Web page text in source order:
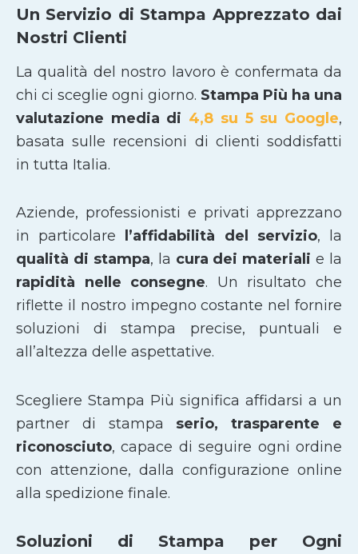
Un Servizio di Stampa Apprezzato dai
Nostri Clienti
La qualità del nostro lavoro è confermata da
chi ci sceglie ogni giorno. Stampa Più ha una
valutazione media di 4,8 su 5 su Google,
basata sulle recensioni di clienti soddisfatti
in tutta Italia.
Aziende, professionisti e privati apprezzano
in particolare l’affidabilità del servizio, la
qualità di stampa, la cura dei materiali e la
rapidità nelle consegne. Un risultato che
riflette il nostro impegno costante nel fornire
soluzioni di stampa precise, puntuali e
all’altezza delle aspettative.
Scegliere Stampa Più significa affidarsi a un
partner di stampa serio, trasparente e
riconosciuto, capace di seguire ogni ordine
con attenzione, dalla configurazione online
alla spedizione finale.
Soluzioni di Stampa per Ogni